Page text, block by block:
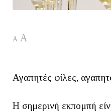
A A
Αγαπητές φίλες,
Η σημερινή εκπομπή